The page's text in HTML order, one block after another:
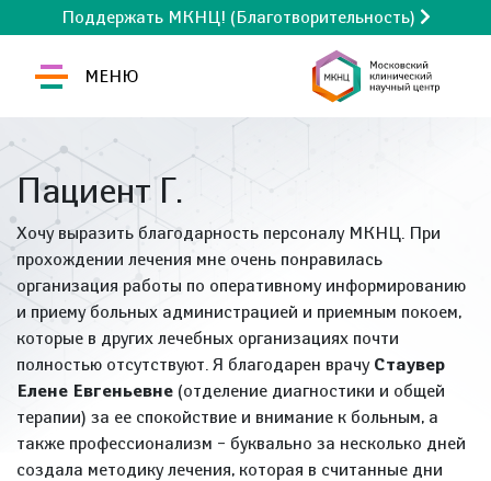
Поддержать МКНЦ! (Благотворительность)
МЕНЮ
Пациент Г.
Хочу выразить благодарность персоналу МКНЦ. При
прохождении лечения мне очень понравилась
организация работы по оперативному информированию
и приему больных администрацией и приемным покоем,
которые в других лечебных организациях почти
полностью отсутствуют. Я благодарен врачу Стаувер
Елене Евгеньевне (отделение диагностики и общей
терапии) за ее спокойствие и внимание к больным, а
также профессионализм – буквально за несколько дней
создала методику лечения, которая в считанные дни